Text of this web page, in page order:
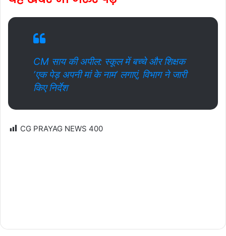
CM साय की अपील: स्कूल में बच्चे और शिक्षक
’एक पेड़ अपनी मां के नाम’ लगाएं, विभाग ने जारी
किए निर्देश
CG PRAYAG NEWS 400